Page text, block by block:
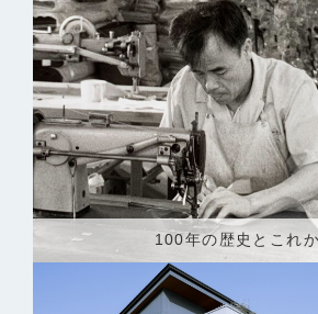
100年の歴史とこれ